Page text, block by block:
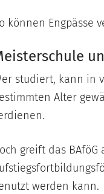
können Engpässe
studiert, kann in
Alter
greift das
werden kann.